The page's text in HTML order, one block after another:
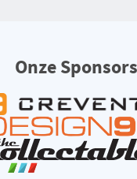
Onze Sponsors